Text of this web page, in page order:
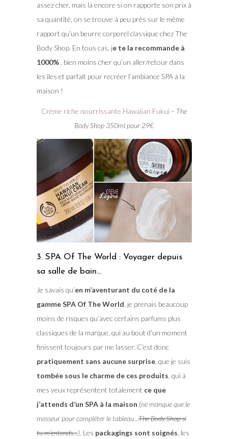
assez cher, mais là encore si on rapporte son prix à
sa quantité, on se trouve à peu près sur le même
rapport qu’un beurre corporel classique chez The
Body Shop. En tous cas, je te la recommande à
1000%, bien moins cher qu’un aller/retour dans
les îles et parfait pour recréer l’ambiance SPA à la
maison !
Crème riche nourrissante Hawaiian Fukui – The
Body Shop 350ml pour 29€
3. SPA Of The World : Voyager depuis
sa salle de bain…
Je savais qu’en m’aventurant du coté de la
gamme SPA Of The World , je prenais beaucoup
moins de risques qu’avec certains parfums plus
classiques de la marque, qui au bout d’un moment
finissent toujours par me lasser. C’est donc
pratiquement sans aucune surprise, que je suis
tombée sous le charme de ces produits , qui à
mes yeux représentent totalement ce que
j’attends d’un SPA à la maison (ne manque que le
masseur pour compléter le tableau…The Body Shop si
tu m’entends…). Les packagings sont soignés , les